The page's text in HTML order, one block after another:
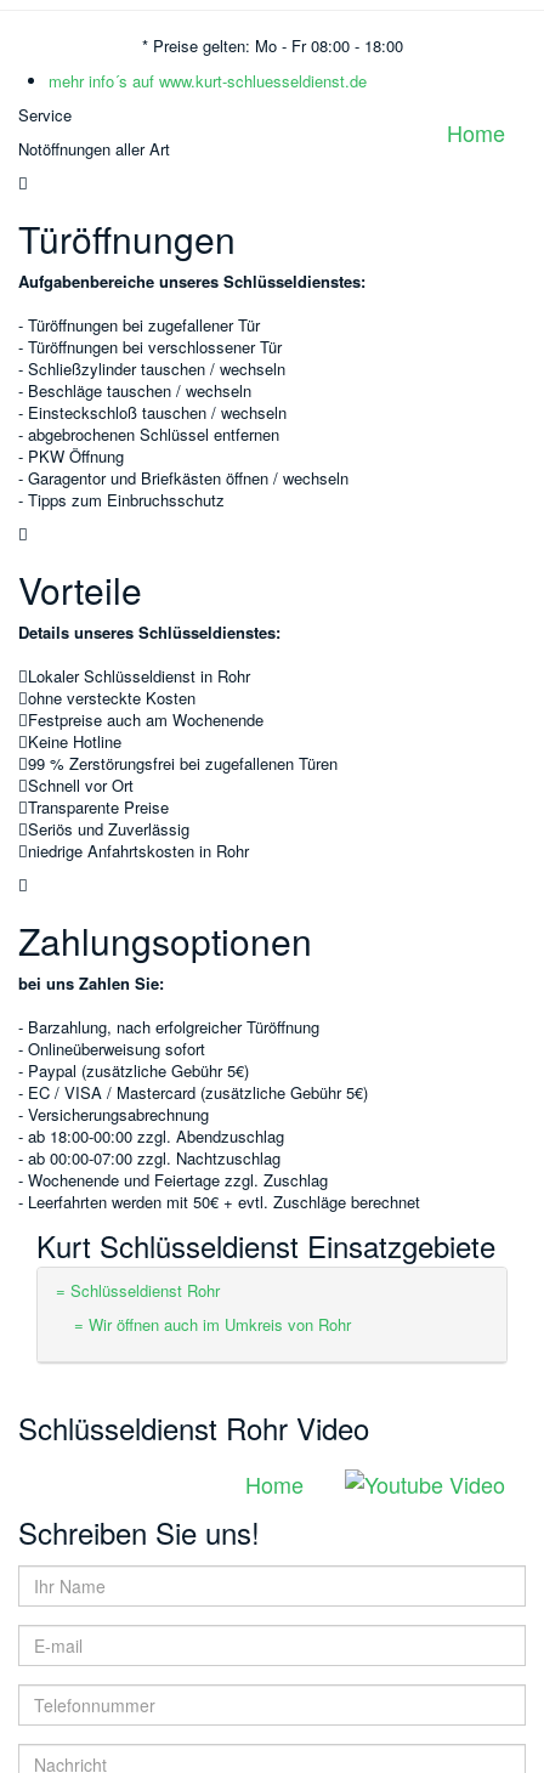
* Preise gelten: Mo - Fr 08:00 - 18:00
mehr info´s auf www.kurt-schluesseldienst.de
Home
Service
Notöffnungen aller Art
Türöffnungen
Aufgabenbereiche unseres Schlüsseldienstes:
- Türöffnungen bei zugefallener Tür
- Türöffnungen bei verschlossener Tür
- Schließzylinder tauschen / wechseln
- Beschläge tauschen / wechseln
- Einsteckschloß tauschen / wechseln
- abgebrochenen Schlüssel entfernen
- PKW Öffnung
- Garagentor und Briefkästen öffnen / wechseln
- Tipps zum Einbruchsschutz
Vorteile
Details unseres Schlüsseldienstes:
Lokaler Schlüsseldienst in Rohr
ohne versteckte Kosten
Festpreise auch am Wochenende
Keine Hotline
99 % Zerstörungsfrei bei zugefallenen Türen
Schnell vor Ort
Transparente Preise
Seriös und Zuverlässig
niedrige Anfahrtskosten in Rohr
Zahlungsoptionen
bei uns Zahlen Sie:
- Barzahlung, nach erfolgreicher Türöffnung
- Onlineüberweisung sofort
- Paypal (zusätzliche Gebühr 5€)
- EC / VISA / Mastercard (zusätzliche Gebühr 5€)
- Versicherungsabrechnung
- ab 18:00-00:00 zzgl. Abendzuschlag
- ab 00:00-07:00 zzgl. Nachtzuschlag
- Wochenende und Feiertage zzgl. Zuschlag
- Leerfahrten werden mit 50€ + evtl. Zuschläge berechnet
Kurt Schlüsseldienst Einsatzgebiete
= Schlüsseldienst Rohr
= Wir öffnen auch im Umkreis von Rohr
Schlüsseldienst Rohr Video
Home
Schreiben Sie uns!